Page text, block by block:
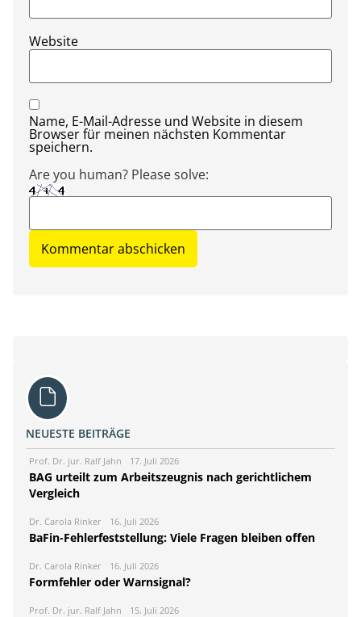
Website
Name, E-Mail-Adresse und Website in diesem
Browser für meinen nächsten Kommentar
speichern.
Are you human? Please solve:
NEUESTE BEITRÄGE
Prof. Dr. jur. Ralf Jahn 17. Juli 2026
BAG urteilt zum Arbeitszeugnis nach gerichtlichem
Vergleich
Dr. Carola Rinker 16. Juli 2026
BaFin-Fehlerfeststellung: Viele Fragen bleiben offen
Dr. Carola Rinker 16. Juli 2026
Formfehler oder Warnsignal?
Prof. Dr. jur. Ralf Jahn 15. Juli 2026